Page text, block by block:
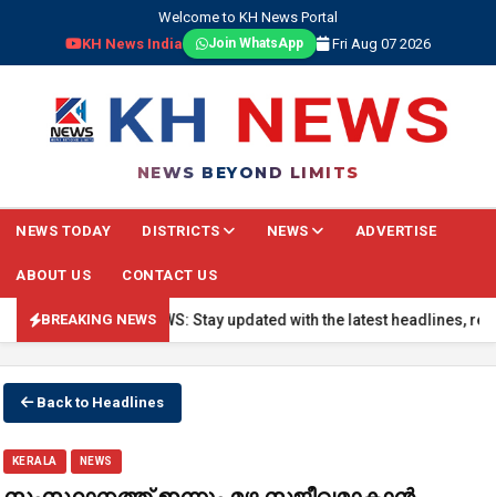
Welcome to KH News Portal
KH News India
Join WhatsApp Fri Aug 07 2026
NEWS BEYOND LIMITS
NEWS TODAY DISTRICTS NEWS ADVERTISE
ABOUT US CONTACT US
BREAKING NEWS
🔴 BREAKING NEWS: Stay updated with the latest headlines,
Back to Headlines
KERALA NEWS